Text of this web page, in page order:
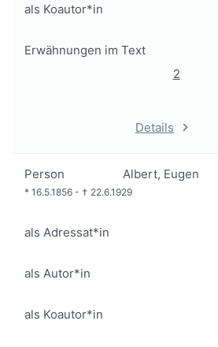
als Koautor*in
Erwähnungen im Text
2
Details
Person Albert, Eugen
* 16.5.1856 - † 22.6.1929
als Adressat*in
als Autor*in
als Koautor*in